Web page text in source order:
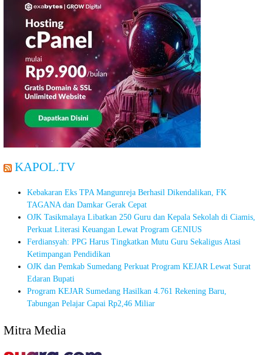
KAPOL.TV
Kebakaran Eks TPA Mangunreja Berhasil Dikendalikan, FK
TAGANA dan Damkar Gerak Cepat
OJK Tasikmalaya Libatkan 250 Guru dan Kepala Sekolah di Ciamis,
Perkuat Literasi Keuangan Lewat Program GENIUS
Ferdiansyah: PPG Harus Tingkatkan Mutu Guru Sekaligus Atasi
Ketimpangan Pendidikan
OJK dan Pemkab Sumedang Perkuat Program KEJAR Lewat Surat
Edaran Bupati
Program KEJAR Sumedang Hasilkan 4.761 Rekening Baru,
Tabungan Pelajar Capai Rp2,46 Miliar
Mitra Media